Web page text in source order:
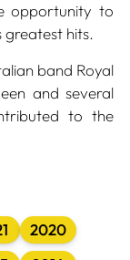
opportunity to
hits.
band Royal
and several
to the
2020